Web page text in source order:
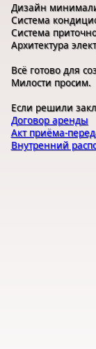
Дизайн
Система
Система
Архитектура
Всё готово для
Милости просим.
Если решили
Договор аренды
Акт приёма-
Внутренний